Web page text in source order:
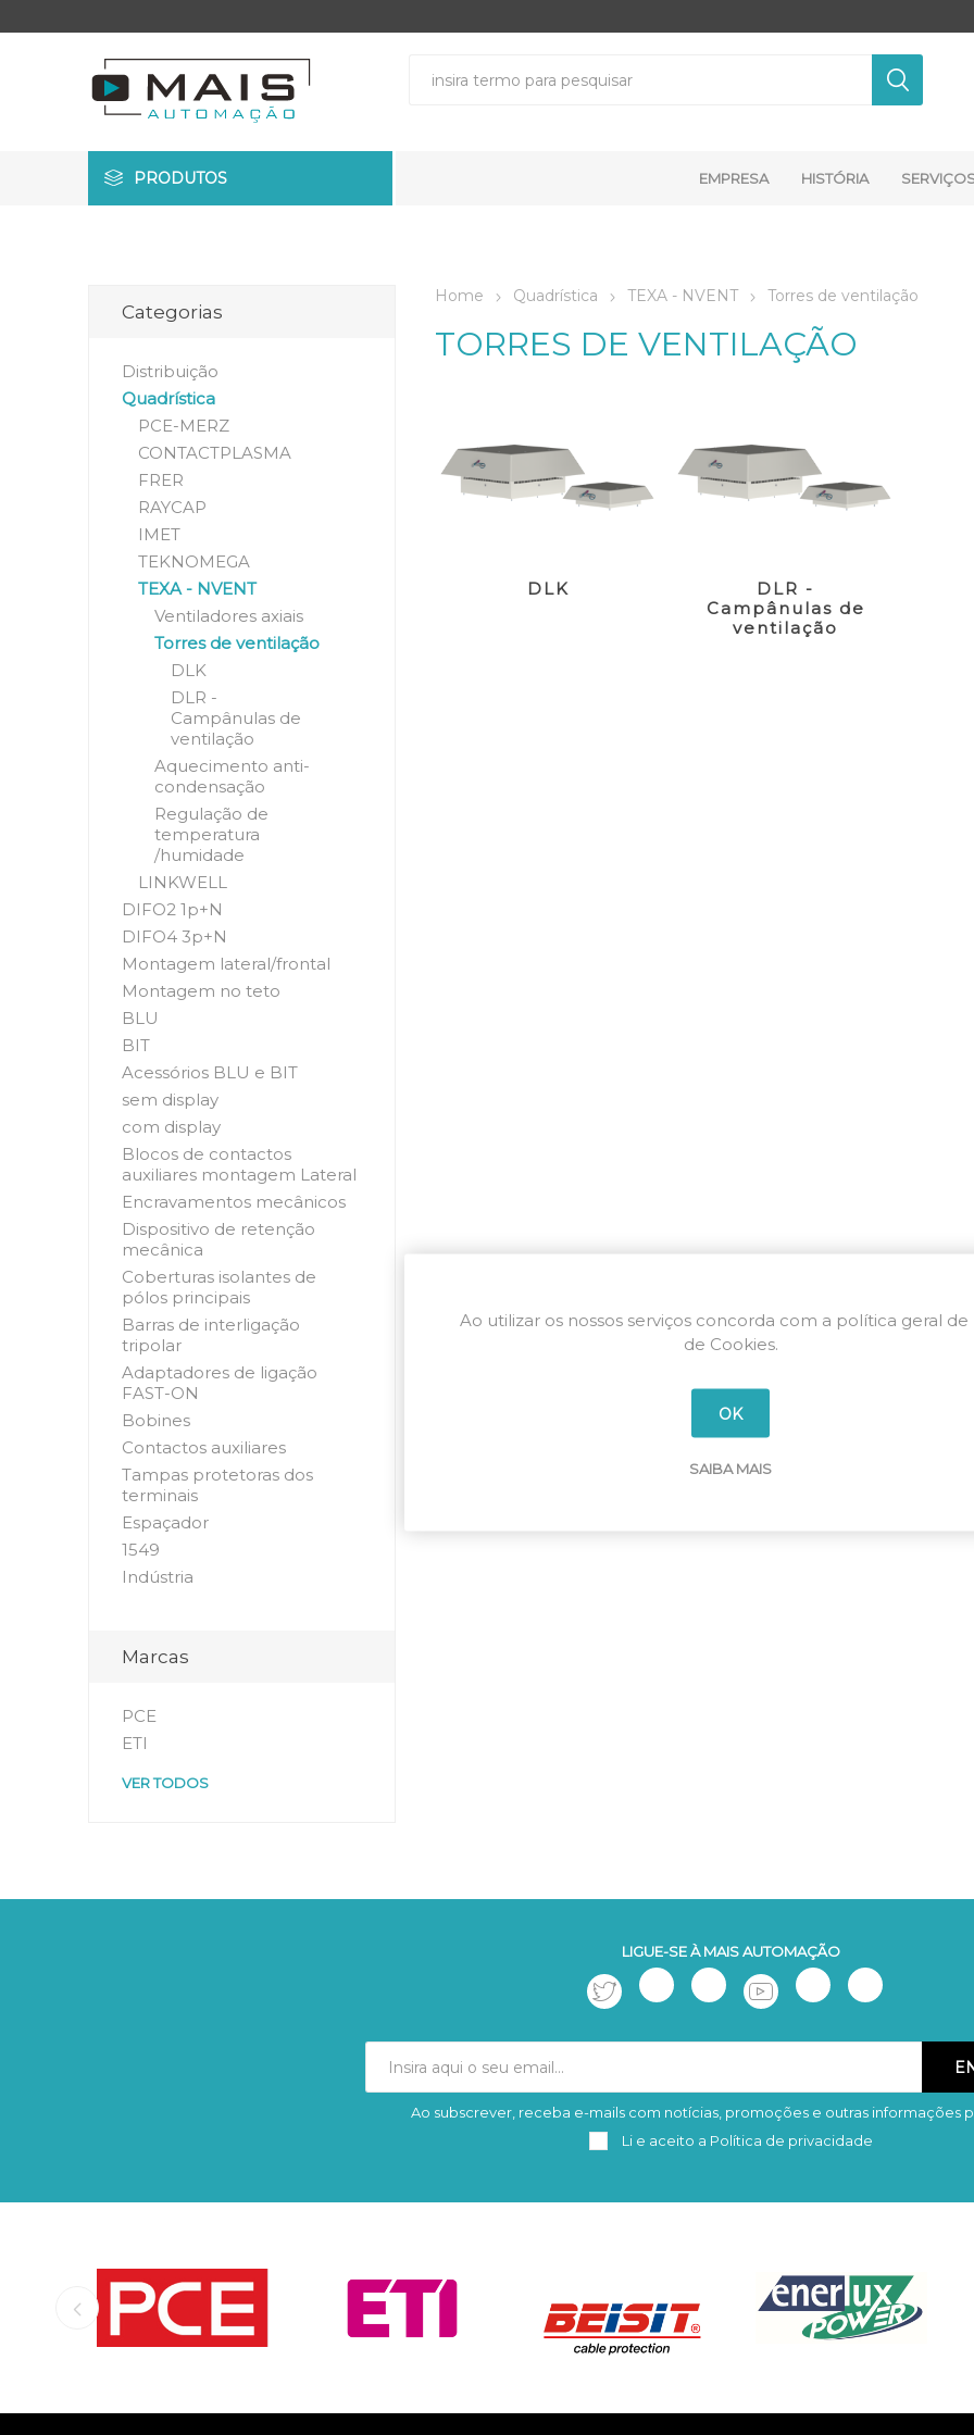
PRODUTOS EMPRESA HISTÓRIA
Home Quadrística TEXA - NVENT Torres de ventilação
TORRES DE VENTILAÇÃO
DLK
DLR -
Campânulas de
ventilação
Categorias
Distribuição
Quadrística
PCE-MERZ
CONTACTPLASMA
FRER
RAYCAP
IMET
TEKNOMEGA
TEXA - NVENT
Ventiladores axiais
Torres de ventilação
DLK
DLR -
Campânulas de
ventilação
Aquecimento anti-
condensação
Regulação de
temperatura
/humidade
LINKWELL
DIFO2 1p+N
DIFO4 3p+N
Montagem lateral/frontal
Montagem no teto
BLU
BIT
Acessórios BLU e BIT
sem display
com display
Blocos de contactos
auxiliares montagem Lateral
Encravamentos mecânicos
Dispositivo de retenção
mecânica
Coberturas isolantes de
pólos principais
Barras de interligação
tripolar
Adaptadores de ligação
FAST-ON
Bobines
Contactos auxiliares
Tampas protetoras dos
terminais
Espaçador
1549
Indústria
Marcas
PCE
ETI
VER TODOS
LIGUE-SE À MAIS AUTOMAÇÃO
Subscrever Remover
Ao subscrever, receba e-mails com notícias, promoções e outras informações
Li e aceito a Política de privacidade
Ao utilizar os nossos serviços concorda com a política geral de
de Cookies.
OK
SAIBA MAIS